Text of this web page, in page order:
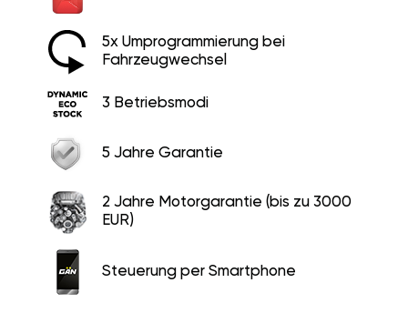
5x Umprogrammierung bei
Fahrzeugwechsel
3 Betriebsmodi
5 Jahre Garantie
2 Jahre Motorgarantie (bis zu 3000
EUR)
Steuerung per Smartphone